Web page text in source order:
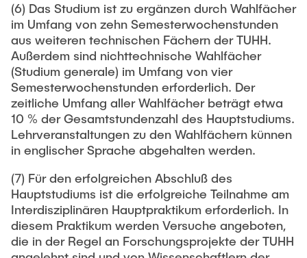
(6) Das Studium ist zu ergänzen durch Wahlfächer
im Umfang von zehn Semesterwochenstunden
aus weiteren technischen Fächern der TUHH.
Außerdem sind nichttechnische Wahlfächer
(Studium generale) im Umfang von vier
Semesterwochenstunden erforderlich. Der
zeitliche Umfang aller Wahlfächer beträgt etwa
10 % der Gesamtstundenzahl des Hauptstudiums.
Lehrveranstaltungen zu den Wahlfächern künnen
in englischer Sprache abgehalten werden.
(7) Für den erfolgreichen Abschluß des
Hauptstudiums ist die erfolgreiche Teilnahme am
Interdisziplinären Hauptpraktikum erforderlich. In
diesem Praktikum werden Versuche angeboten,
die in der Regel an Forschungsprojekte der TUHH